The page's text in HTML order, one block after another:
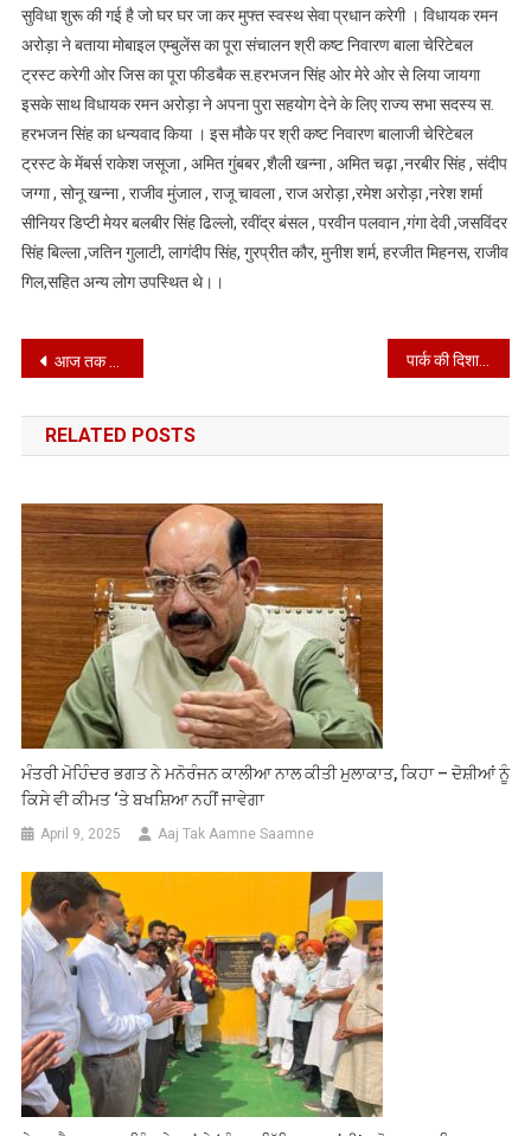
सुविधा शुरू की गई है जो घर घर जा कर मुफ्त स्वस्थ सेवा प्रधान करेगी । विधायक रमन
अरोड़ा ने बताया मोबाइल एम्बुलेंस का पूरा संचालन श्री कष्ट निवारण बाला चेरिटेबल
ट्रस्ट करेगी ओर जिस का पूरा फीडबैक स.हरभजन सिंह ओर मेरे ओर से लिया जायगा
इसके साथ विधायक रमन अरोड़ा ने अपना पुरा सहयोग देने के लिए राज्य सभा सदस्य स.
हरभजन सिंह का धन्यवाद किया । इस मौके पर श्री कष्ट निवारण बालाजी चेरिटेबल
ट्रस्ट के मेंबर्स राकेश जसूजा , अमित गुंबबर ,शैली खन्ना , अमित चढ़ा ,नरबीर सिंह , संदीप
जग्गा , सोनू खन्ना , राजीव मुंजाल , राजू चावला , राज अरोड़ा ,रमेश अरोड़ा ,नरेश शर्मा
सीनियर डिप्टी मेयर बलबीर सिंह ढिल्लो, रवींद्र बंसल , परवीन पलवान ,गंगा देवी ,जसविंदर
सिंह बिल्ला ,जतिन गुलाटी, लागंदीप सिंह, गुरप्रीत कौर, मुनीश शर्म, हरजीत मिहनस, राजीव
गिल,सहित अन्य लोग उपस्थित थे।।
Post
navigation
आज तक आमने सामने paper पार्क की दिशा बदल शहर का नंबर 1 पार्क बनाया जाएगा – विधायक रमन अरोड़ा
RELATED POSTS
ਮੰਤਰੀ ਮੋਹਿੰਦਰ ਭਗਤ ਨੇ ਮਨੋਰੰਜਨ ਕਾਲੀਆ ਨਾਲ ਕੀਤੀ ਮੁਲਾਕਾਤ, ਕਿਹਾ – ਦੋਸ਼ੀਆਂ ਨੂੰ
ਕਿਸੇ ਵੀ ਕੀਮਤ ‘ਤੇ ਬਖਸ਼ਿਆ ਨਹੀਂ ਜਾਵੇਗਾ
April 9, 2025 Aaj Tak Aamne Saamne